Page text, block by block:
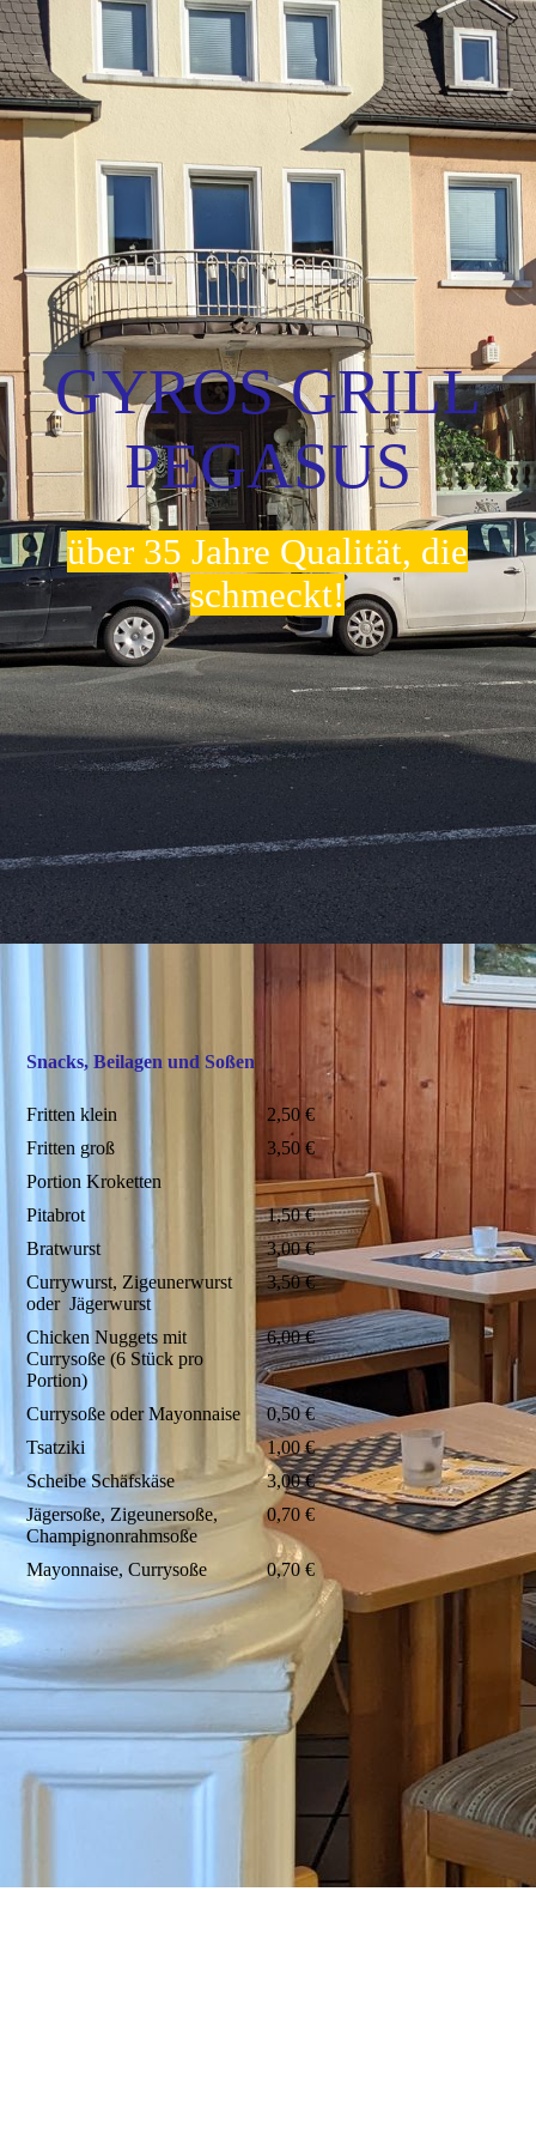
GYROS GRILL
PEGASUS
über 35 Jahre Qualität, die
schmeckt!
Snacks, Beilagen und Soßen
Fritten klein
2,50 €
Fritten groß
3,50 €
Portion Kroketten
Pitabrot
1,50 €
Bratwurst
3,00 €
Currywurst, Zigeunerwurst
oder Jägerwurst
3,50 €
Chicken Nuggets mit
Currysoße (6 Stück pro
Portion)
6,00 €
Currysoße oder Mayonnaise
0,50 €
Tsatziki
1,00 €
Scheibe Schäfskäse
3,00 €
Jägersoße, Zigeunersoße,
Champignonrahmsoße
0,70 €
Mayonnaise, Currysoße 0,70 €
HOME
SPEISEKARTE
LIEFERSERVICE UND RESERVIERUNG
BIERGARTEN
JOBS
KONTAKT